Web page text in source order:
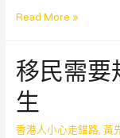
法
陷
阱
2022
–
香
港
人
撐
Read More »
移民需要
生
香港人小心走錯路, 黃